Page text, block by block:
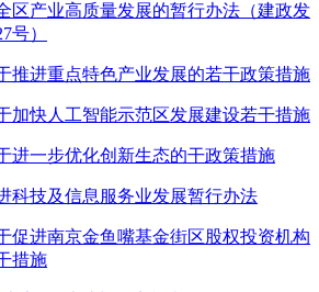
区产业高质量发展的暂行办法（建政发
号）
推进重点特色产业发展的若干政策措施
加快人工智能示范区发展建设若干措施
进一步优化创新生态的干政策措施
科技及信息服务业发展暂行办法
促进南京金鱼嘴基金街区股权投资机构
措施